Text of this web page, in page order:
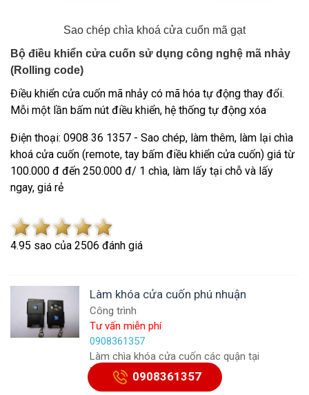
Sao chép chìa khoá cửa cuốn mã gạt
Bộ điều khiển cửa cuốn sử dụng công nghệ mã nhảy
(Rolling code)
Điều khiển cửa cuốn mã nhảy có mã hóa tự động thay đổi.
Mỗi một lần bấm nút điều khiển, hệ thống tự động xóa
Điện thoại: 0908 36 1357 - Sao chép, làm thêm, làm lại chìa
khoá cửa cuốn (remote, tay bấm điều khiển cửa cuốn) giá từ
100.000 đ đến 250.000 đ/ 1 chìa, làm lấy tại chỗ và lấy
ngay, giá rẻ
4.95 sao của 2506 đánh giá
Làm khóa cửa cuốn phú nhuận
Công trình
Tư vấn miễn phí
0908361357
Làm chìa khóa cửa cuốn các quận tại
Tp.HCM
0908361357